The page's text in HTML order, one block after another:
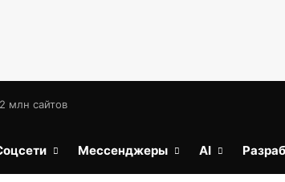
млн сайтов
Мессенджеры AI